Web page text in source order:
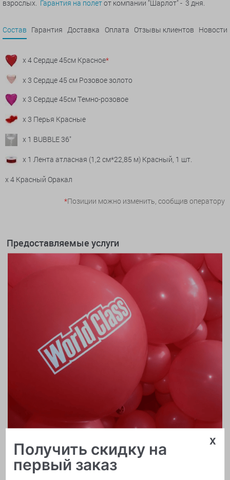
взрослых. Гарантия на полетот компании "Шарлот" - 3 дня.
Состав Гарантия Доставка Оплата Отзывы клиентов Новости
x 4 Сердце 45см Красное*
x 3 Сердце 45 см Розовое золото
x 3 Сердце 45см Темно-розовое
x 3 Перья Красные
x 1 BUBBLE 36"
x 1 Лента атласная (1,2 см*22,85 м) Красный, 1 шт.
x 4 Красный Оракал
*Позиции можно изменить, сообщив оператору
Предоставляемые услуги
Печать логотипа
x
Получить скидку на
первый заказ